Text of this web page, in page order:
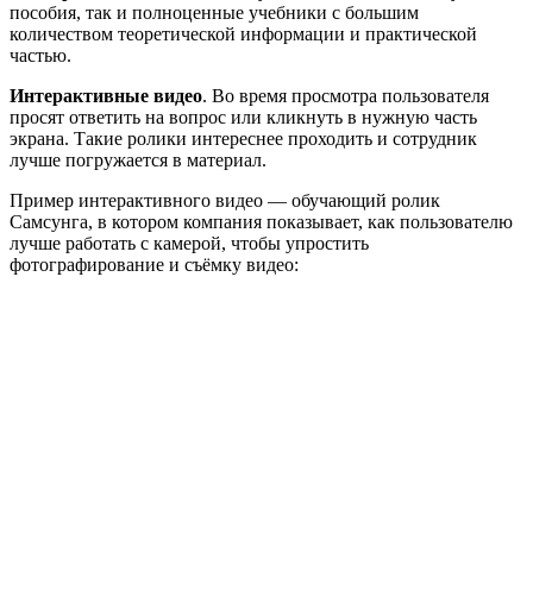
пособия, так и полноценные учебники с большим
количеством теоретической информации и практической
частью.
Интерактивные видео. Во время просмотра пользователя
просят ответить на вопрос или кликнуть в нужную часть
экрана. Такие ролики интереснее проходить и сотрудник
лучше погружается в материал.
Пример интерактивного видео — обучающий ролик
Самсунга, в котором компания показывает, как пользователю
лучше работать с камерой, чтобы упростить
фотографирование и съёмку видео: